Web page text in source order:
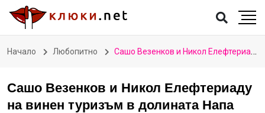
Начало Любопитно Сашо Везенков и Никол Елефтериаду на винен туризъм в долината Напа
Сашо Везенков и Никол Елефтериаду
на винен туризъм в долината Напа